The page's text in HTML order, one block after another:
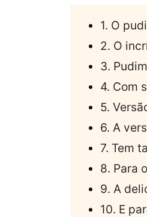
1. O
2. O
3.
4. Com
5.
6. A
7. Tem
8. Para
9. A
10. E